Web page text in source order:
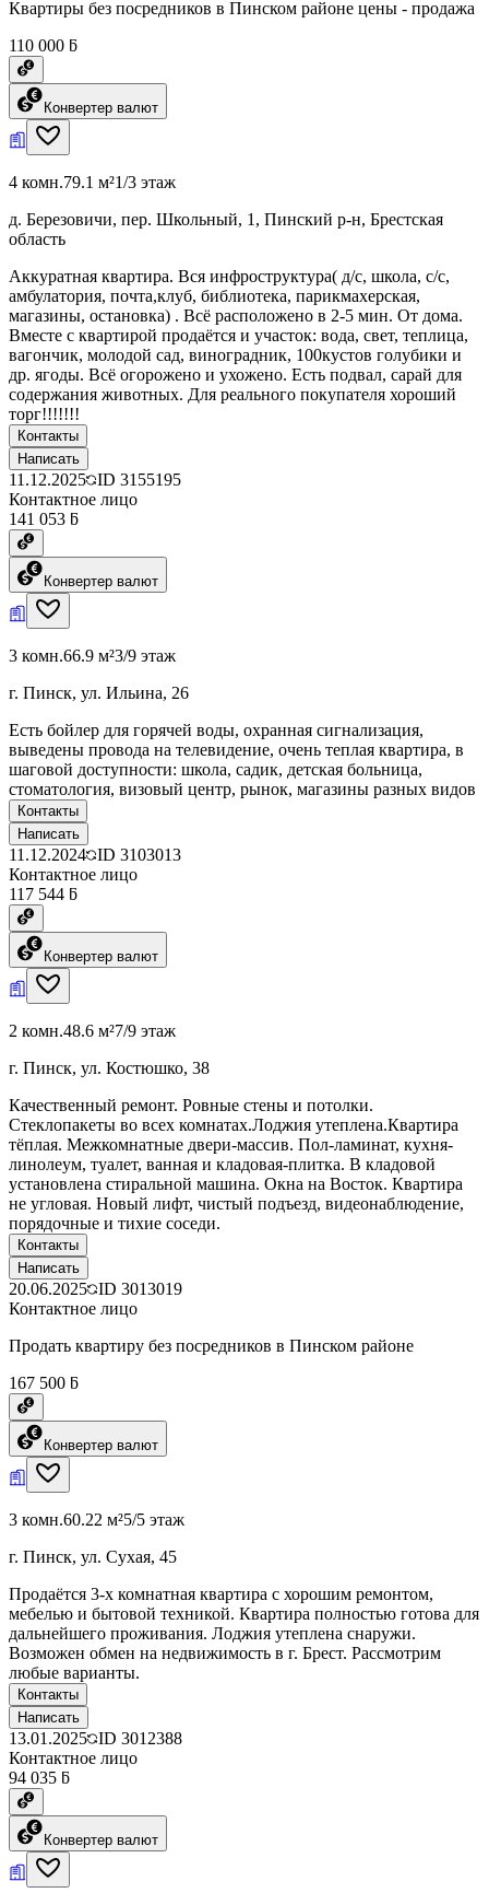
Квартиры без посредников в Пинском районе цены - продажа
110 000 ƃ
Конвертер валют
4 комн.79.1 м²1/3 этаж
д. Березовичи, пер. Школьный, 1, Пинский р-н, Брестская
область
Аккуратная квартира. Вся инфроструктура( д/с, школа, с/с,
амбулатория, почта,клуб, библиотека, парикмахерская,
магазины, остановка) . Всё расположено в 2-5 мин. От дома.
Вместе с квартирой продаётся и участок: вода, свет, теплица,
вагончик, молодой сад, виноградник, 100кустов голубики и
др. ягоды. Всё огорожено и ухожено. Есть подвал, сарай для
содержания животных. Для реального покупателя хороший
торг!!!!!!!
Контакты
Написать
11.12.2025 ID 3155195
Контактное лицо
141 053 ƃ
Конвертер валют
3 комн.66.9 м²3/9 этаж
г. Пинск, ул. Ильина, 26
Есть бойлер для горячей воды, охранная сигнализация,
выведены провода на телевидение, очень теплая квартира, в
шаговой доступности: школа, садик, детская больница,
стоматология, визовый центр, рынок, магазины разных видов
Контакты
Написать
11.12.2024 ID 3103013
Контактное лицо
117 544 ƃ
Конвертер валют
2 комн.48.6 м²7/9 этаж
г. Пинск, ул. Костюшко, 38
Качественный ремонт. Ровные стены и потолки.
Стеклопакеты во всех комнатах.Лоджия утеплена.Квартира
тёплая. Межкомнатные двери-массив. Пол-ламинат, кухня-
линолеум, туалет, ванная и кладовая-плитка. В кладовой
установлена стиральной машина. Окна на Восток. Квартира
не угловая. Новый лифт, чистый подъезд, видеонаблюдение,
порядочные и тихие соседи.
Контакты
Написать
20.06.2025 ID 3013019
Контактное лицо
Продать квартиру без посредников в Пинском районе
167 500 ƃ
Конвертер валют
3 комн.60.22 м²5/5 этаж
г. Пинск, ул. Сухая, 45
Продаётся 3-х комнатная квартира с хорошим ремонтом,
мебелью и бытовой техникой. Квартира полностью готова для
дальнейшего проживания. Лоджия утеплена снаружи.
Возможен обмен на недвижимость в г. Брест. Рассмотрим
любые варианты.
Контакты
Написать
13.01.2025 ID 3012388
Контактное лицо
94 035 ƃ
Конвертер валют